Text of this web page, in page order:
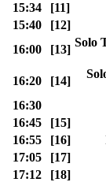
15:34
[11]
15:40
[12]
16:00
[13]
Solo
16:20
[14]
16:30
16:45
[15]
16:55
[16]
17:05
[17]
17:12
[18]